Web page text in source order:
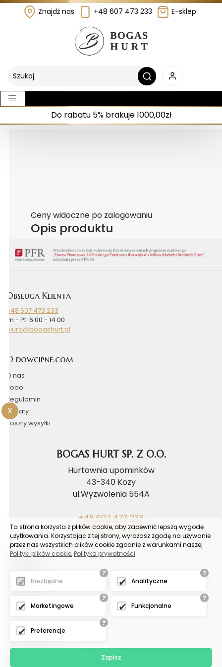
Znajdź nas +48 607 473 233 E-sklep
Do rabatu 5% brakuje 1000,00zł
X
Ceny widoczne po zalogowaniu
Opis produktu
Obsługa Klienta
+48 607 473 233
Pn - Pt: 6.00 - 14.00
biuro@bogashurt.pl
O dowcipne.com
O nas
Rodo
Regulamin
Rabaty
Koszty wysyłki
BOGAS HURT SP. Z O.O.
Hurtownia upominków
43-340 Kozy
ul.Wyzwolenia 554A
+48 607 473 233
biuro@bogashurt.pl
Poradnik
Reklamacje
Samouczek
Blog
Ta strona korzysta z plików cookie, aby zapewnić lepszą wygodę
użytkowania. Korzystając z tej strony, wyrażasz zgodę na używanie
przez nas wszystkich plików cookie zgodnie z warunkami naszej
Polityki plików cookie, Polityka prywatności.
?
Niezbędne
?
Analityczne
?
Marketingowe
?
Funkcjonalne
?
Preferencje
Zapisz